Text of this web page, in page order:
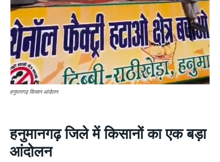
हनुमानगढ़ किसान आंदोलन
हनुमानगढ़ जिले में किसानों का एक बड़ा
आंदोलन